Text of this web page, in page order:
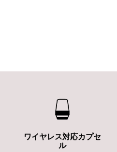
ワイヤレス対応カプセ
ル